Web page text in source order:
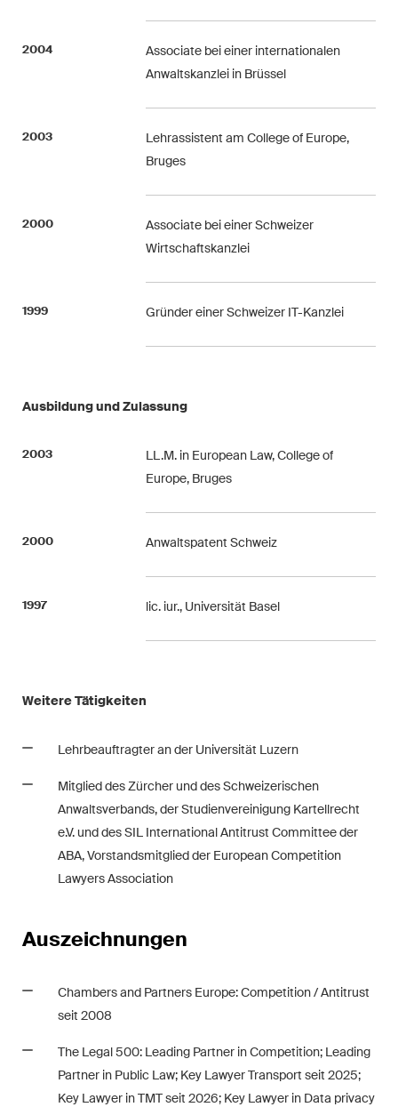
2004
Associate bei einer internationalen
Anwaltskanzlei in Brüssel
2003
Lehrassistent am College of Europe,
Bruges
2000
Associate bei einer Schweizer
Wirtschaftskanzlei
1999 Gründer einer Schweizer IT-Kanzlei
Ausbildung und Zulassung
2003
LL.M. in European Law, College of
Europe, Bruges
2000 Anwaltspatent Schweiz
1997 lic. iur., Universität Basel
Weitere Tätigkeiten
Lehrbeauftragter an der Universität Luzern
Mitglied des Zürcher und des Schweizerischen
Anwaltsverbands, der Studienvereinigung Kartellrecht
e.V. und des SIL International Antitrust Committee der
ABA, Vorstandsmitglied der European Competition
Lawyers Association
Auszeichnungen
Chambers and Partners Europe: Competition / Antitrust
seit 2008
The Legal 500: Leading Partner in Competition; Leading
Partner in Public Law; Key Lawyer Transport seit 2025;
Key Lawyer in TMT seit 2026; Key Lawyer in Data privacy